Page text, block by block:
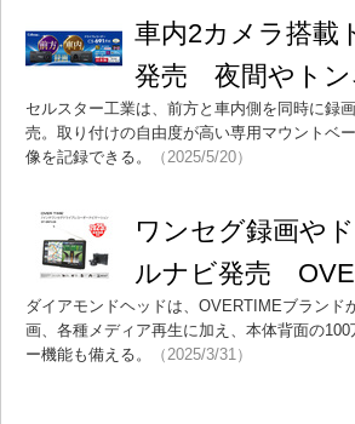
車内2カメラ搭載
発売 夜間やトン
セルスター工業は、前方と車内側を同時に録
売。取り付けの自由度が高い専用マウントベ
像を記録できる。
（2025/5/20）
ワンセグ録画や
ルナビ発売
ダイアモンドヘッドは、OVERTIMEブラン
画、各種メディア再生に加え、本体背面の
ー機能も備える。
（2025/3/31）